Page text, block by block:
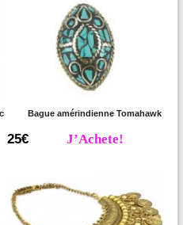
Bague amérindienne Tomahawk
25€ J’Achete!